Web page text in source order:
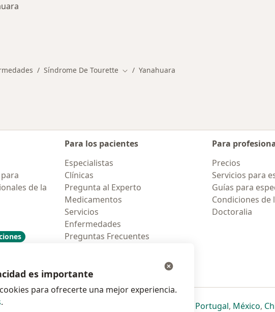
Síndrome De Tourette Cambiar de ciudad
Yanahuara
de la
Para los pacientes
Especialistas
Clínicas
Pregunta al Experto
Medicamentos
Servicios
Enfermedades
Preguntas Frecuentes
Para
Precios
Servicios para
Guías para
Condiciones de
Doctoralia
se abre en una nueva pestaña
se abre en una nueva pestaña
se abre en una nueva
se abre en una
Portugalse abre en
, Méxicose
,
es importante
para ofrecerte una mejor experiencia.
.